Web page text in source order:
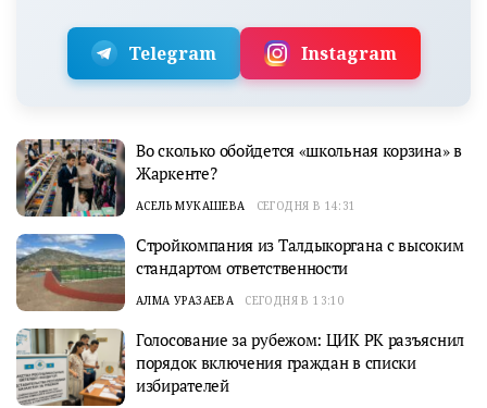
Telegram Instagram
Во сколько обойдется «школьная корзина» в
Жаркенте?
АСЕЛЬ МУКАШЕВА СЕГОДНЯ В 14:31
Стройкомпания из Талдыкоргана с высоким
стандартом ответственности
АЛМА УРАЗАЕВА СЕГОДНЯ В 13:10
Голосование за рубежом: ЦИК РК разъяснил
порядок включения граждан в списки
избирателей